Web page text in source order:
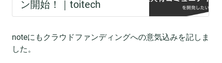
noteにもクラウドファンディングへの意気込みを記しま
した。